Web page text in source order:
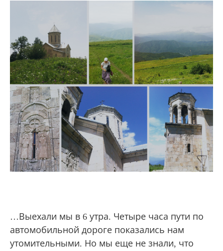
…Выехали мы в 6 утра. Четыре часа пути по
автомобильной дороге показались нам
утомительными. Но мы еще не знали, что